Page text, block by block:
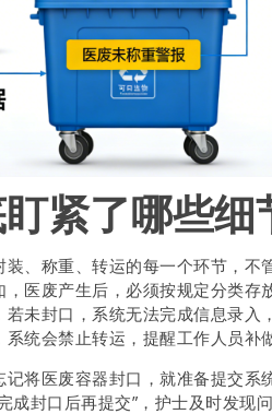
紧了哪些细
、称重、转运的每一个环节，不
医废产生后，必须按规定分类存
未封口，系统无法完成信息录入
统会禁止转运，提醒工作人员补
将医废容器封口，就准备提交系
成封口后再提交”，护士及时发现